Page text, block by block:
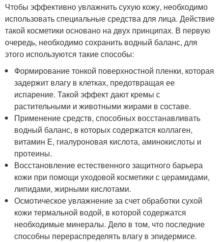
Чтобы эффективно увлажнить сухую кожу, необходимо
использовать специальные средства для лица. Действие
такой косметики основано на двух принципах. В первую
очередь, необходимо сохранить водный баланс, для
этого используются такие способы:
Формирование тонкой поверхностной пленки, которая
задержит влагу в клетках, предотвращая ее
испарение. Такой эффект дают кремы с
растительными и животными жирами в составе.
Применение средств, способных восстанавливать
водный баланс, в которых содержатся коллаген,
витамин E, гиалуроновая кислота, аминокислоты и
протеины.
Восстановление естественного защитного барьера
кожи при помощи уходовой косметики с церамидами,
липидами, жирными кислотами.
Осмотическое увлажнение за счет обработки сухой
кожи термальной водой, в которой содержатся
необходимые минералы. Дело в том, что последние
способны перераспределять влагу в эпидермисе.